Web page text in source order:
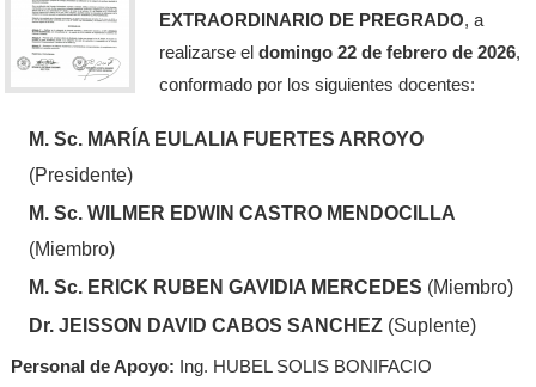
EXTRAORDINARIO DE PREGRADO, a
realizarse eldomingo 22 de febrero de 2026,
conformado por los siguientes docentes:
M. Sc. MARÍA EULALIA FUERTES ARROYO
(Presidente)
M. Sc. WILMER EDWIN CASTRO MENDOCILLA
(Miembro)
M. Sc. ERICK RUBEN GAVIDIA MERCEDES (Miembro)
Dr. JEISSON DAVID CABOS SANCHEZ (Suplente)
Personal de Apoyo: Ing. HUBEL SOLIS BONIFACIO